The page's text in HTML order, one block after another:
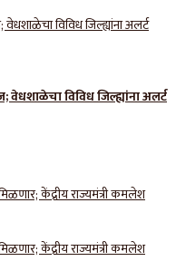
विविध जिल्ह्यांना अलर्ट